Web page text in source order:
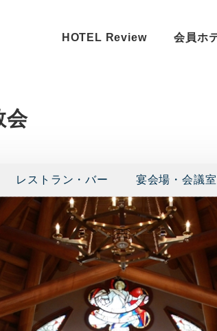
HOTEL Review 会員ホ
会
レストラン・バー 宴会場・会議室